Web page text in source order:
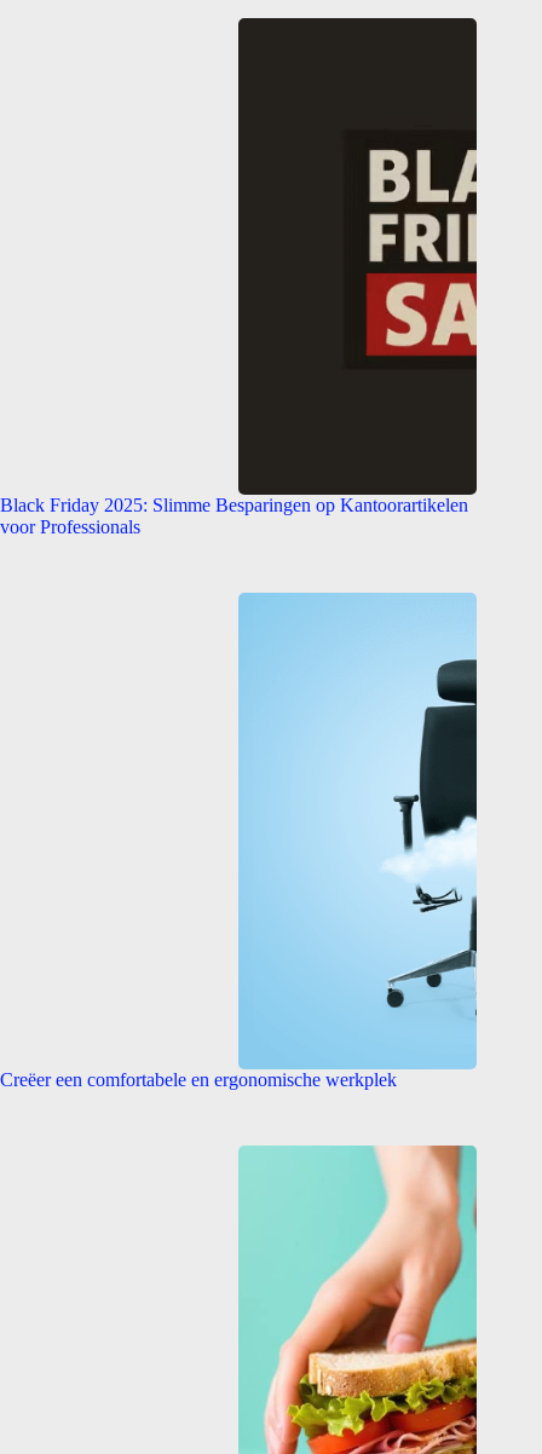
Black Friday 2025: Slimme Besparingen op Kantoorartikelen
voor Professionals
Creëer een comfortabele en ergonomische werkplek